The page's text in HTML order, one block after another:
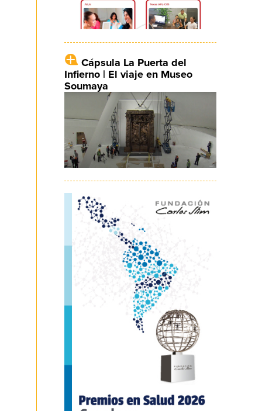
Cápsula La Puerta del
Infierno | El viaje en Museo
Soumaya